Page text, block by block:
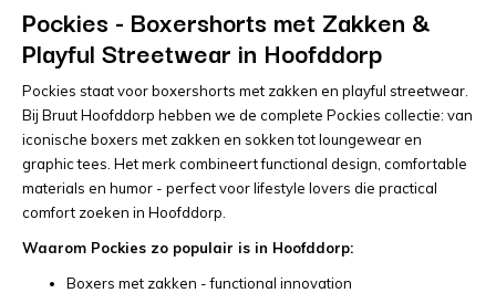
Pockies - Boxershorts met Zakken &
Playful Streetwear in Hoofddorp
Pockies staat voor boxershorts met zakken en playful streetwear.
Bij Bruut Hoofddorp hebben we de complete Pockies collectie: van
iconische boxers met zakken en sokken tot loungewear en
graphic tees. Het merk combineert functional design, comfortable
materials en humor - perfect voor lifestyle lovers die practical
comfort zoeken in Hoofddorp.
Waarom Pockies zo populair is in Hoofddorp:
Boxers met zakken - functional innovation